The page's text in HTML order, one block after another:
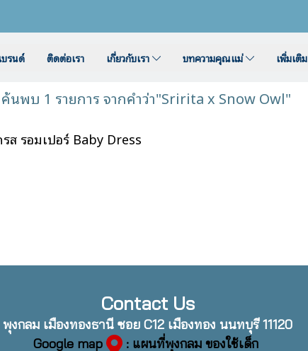
รนด์ ติดต่อเรา เกี่ยวกับเรา บทความคุณแม่ เพิ่มเติม
ค้นพบ 1 รายการ จากคำว่า"Sririta x Snow Owl"
รอมเปอร์ Baby Dress
Contact Us
พุงกลม เมืองทองธานี ซอย C12 เมืองทอง นนทบุรี 11120
Google map
: แผนที่พุงกลม ของใช้เด็ก